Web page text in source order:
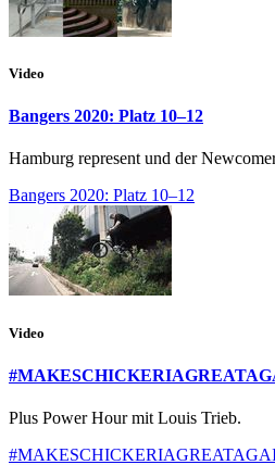
Video
Bangers 2020: Platz 10–12
Hamburg represent und der
Bangers 2020: Platz 10–12
Video
Plus Power Hour mit Louis Trieb.